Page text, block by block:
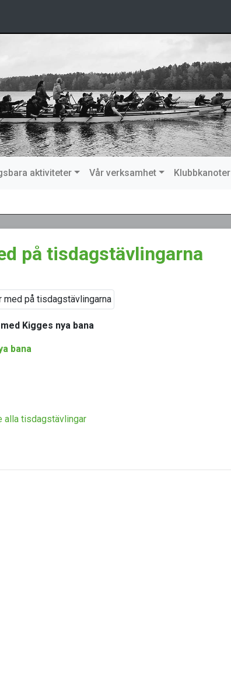
aktiviteter Vår verksamhet Klubbkanoter
på tisdagstävlingarna
Kigges nya bana
bana
alla tisdagstävlingar